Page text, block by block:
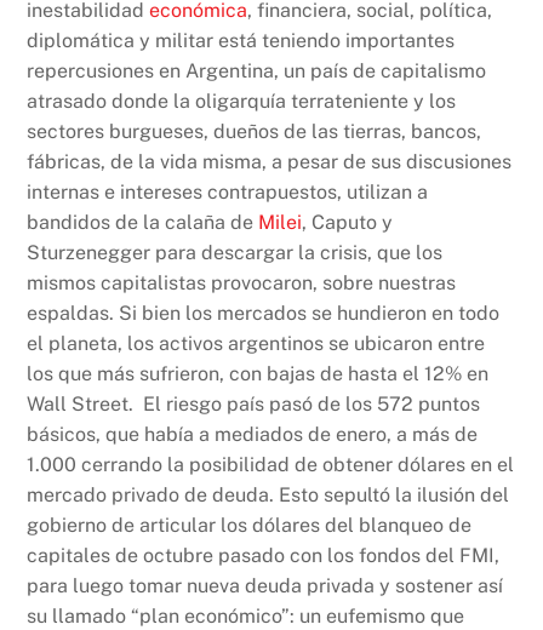
inestabilidadeconómica, financiera, social, política,
diplomática y militar está teniendo importantes
repercusiones en Argentina, un país de capitalismo
atrasado donde la oligarquía terrateniente y los
sectores burgueses, dueños de las tierras, bancos,
fábricas, de la vida misma, a pesar de sus discusiones
internas e intereses contrapuestos, utilizan a
bandidos de la calaña de Milei, Caputo y
Sturzenegger para descargar la crisis, que los
mismos capitalistas provocaron, sobre nuestras
espaldas. Si bien los mercados se hundieron en todo
el planeta, los activos argentinos se ubicaron entre
los que más sufrieron, con bajas de hasta el 12% en
Wall Street. El riesgo país pasó de los 572 puntos
básicos, que había a mediados de enero, a más de
1.000 cerrando la posibilidad de obtener dólares en el
mercado privado de deuda. Esto sepultó la ilusión del
gobierno de articular los dólares del blanqueo de
capitales de octubre pasado con los fondos del FMI,
para luego tomar nueva deuda privada y sostener así
su llamado “plan económico”: un eufemismo que